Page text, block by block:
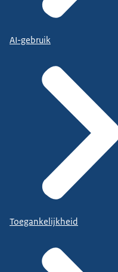
AI-gebruik
Toegankelijkheid